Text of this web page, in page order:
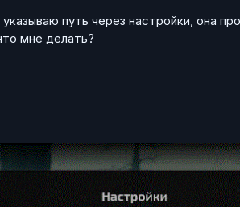
путь через настройки, она
мне делать?